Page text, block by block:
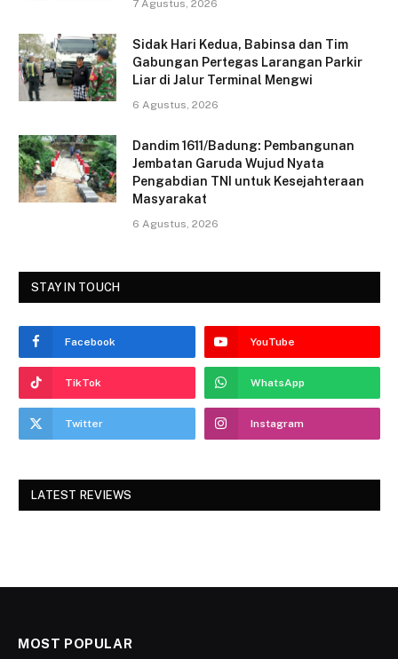
o
k
7 Agustus, 2026
Sidak Hari Kedua, Babinsa dan Tim
Gabungan Pertegas Larangan Parkir
Liar di Jalur Terminal Mengwi
6 Agustus, 2026
Dandim 1611/Badung: Pembangunan
Jembatan Garuda Wujud Nyata
Pengabdian TNI untuk Kesejahteraan
Masyarakat
6 Agustus, 2026
STAY IN TOUCH
Facebook YouTube
TikTok WhatsApp
Twitter Instagram
LATEST REVIEWS
MOST POPULAR